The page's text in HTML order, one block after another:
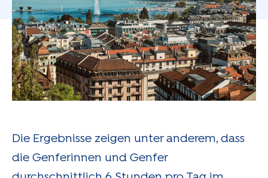
Die Ergebnisse zeigen unter anderem, dass
die Genferinnen und Genfer